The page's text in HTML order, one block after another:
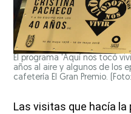
El programa 'Aquí nos tocó
años al aire y algunos de los
cafetería El Gran Premio.
Las visitas que hacía